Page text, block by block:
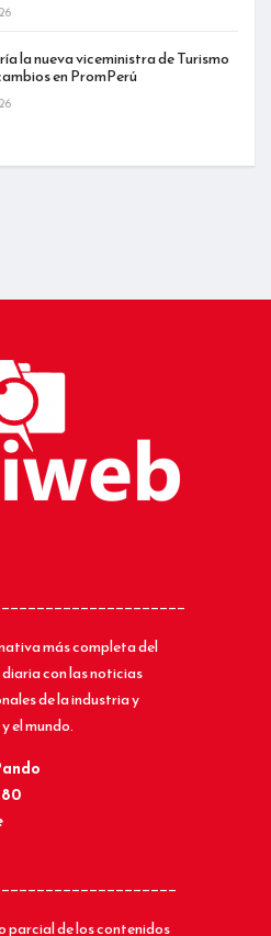
la nueva viceministra de Turismo
en PromPerú
más completa del
con las noticias
de la industria y
el mundo.
de los contenidos